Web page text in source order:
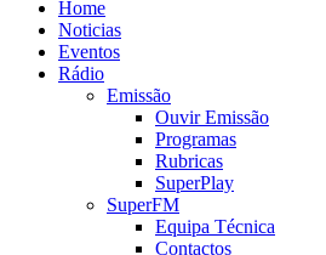
Home
Noticias
Eventos
Rádio
Emissão
Ouvir Emissão
Programas
Rubricas
SuperPlay
SuperFM
Equipa Técnica
Contactos